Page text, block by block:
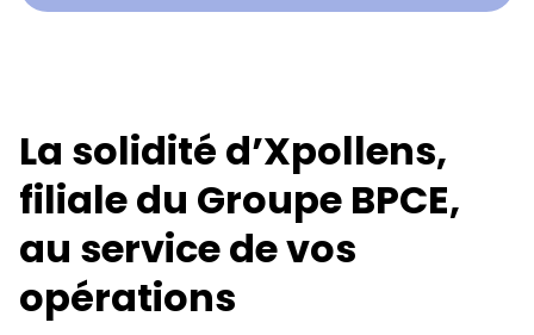
La solidité d’Xpollens,
filiale du Groupe BPCE,
au service de vos
opérations